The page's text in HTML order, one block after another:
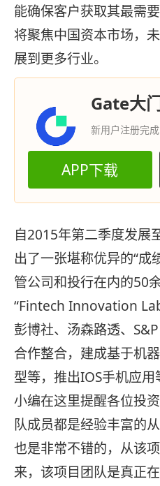
能确保客户获取其最需
将聚焦中国资本市场，
展到更多行业。
Gate大
新用户注册完
APP下载
自2015年第二季度发展
出了一张堪称优异的“成
管公司和投行在内的50
“Fintech Innovation
彭博社、汤森路透、
合作整合，建成基于机
型等，推出IOS手机应用
小编在这里提醒各位投
队成员都是经验丰富的
也是非常不错的，从该
来，该项目团队是真正